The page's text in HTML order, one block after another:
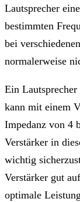
Lautsprecher
bestimmten
bei
normalerweise
Ein
kann mit einem
Impedanz von 4
Verstärker in
wichtig
Verstärker gut
optimale